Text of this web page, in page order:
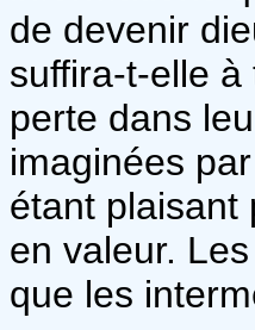
de devenir
suffira-t-elle à
perte dans
imaginées par
étant
en valeur.
que les